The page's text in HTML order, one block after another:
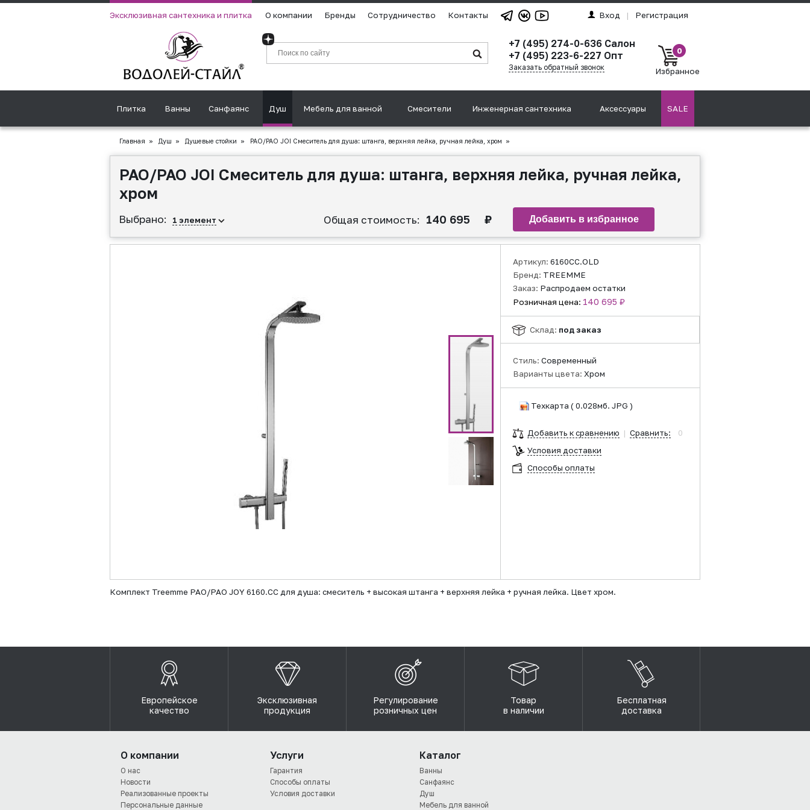
Эксклюзивная сантехника и плитка О компании Бренды Сотрудничество Контакты Вход | Регистрация
+7 (495) 274-0-636 Салон
+7 (495) 223-6-227 Опт
Заказать обратный звонок
0
Избранное
Плитка Ванны Санфаянс Душ Мебель для ванной Смесители Инженерная сантехника Аксессуары SALE
Главная » Душ » Душевые стойки » PAO/PAO JOI Cмеситель для душа: штанга, верхняя лейка, ручная лейка, хром »
PAO/PAO JOI Cмеситель для душа: штанга, верхняя лейка, ручная лейка,
хром
Выбрано: 1 элемент Общая стоимость: 140 695 ₽
Артикул: 6160CC.OLD
Бренд: TREEMME
Заказ: Распродаем остатки
Розничная цена: 140 695 ₽
Склад: под заказ
Стиль: Современный
Варианты цвета: Хром
Техкарта ( 0.028мб. JPG )
Добавить к сравнению | Сравнить:
0
Условия доставки
Способы оплаты
Комплект Treemme PAO/PAO JOY 6160.CC для душа: смеситель + высокая штанга + верхняя лейка + ручная лейка. Цвет хром.
Европейское
качество
Эксклюзивная
продукция
Регулирование
розничных цен
Товар
в наличии
Бесплатная
доставка
О компании
О нас
Новости
Реализованные проекты
Персональные данные
Услуги
Гарантия
Способы оплаты
Условия доставки
Каталог
Ванны
Санфаянс
Душ
Мебель для ванной